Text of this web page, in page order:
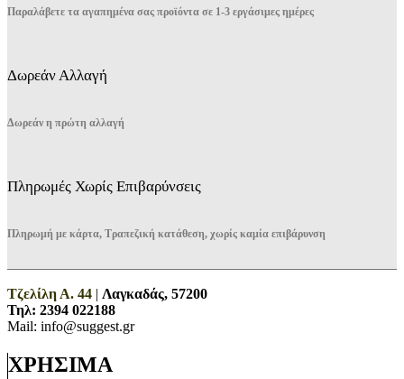
Παραλάβετε τα αγαπημένα σας προϊόντα σε 1-3 εργάσιμες ημέρες
Δωρεάν Αλλαγή
Δωρεάν η πρώτη αλλαγή
Πληρωμές Χωρίς Επιβαρύνσεις
Πληρωμή με κάρτα, Τραπεζική κατάθεση, χωρίς καμία επιβάρυνση
Τζελίλη Α. 44 | Λαγκαδάς, 57200
Τηλ: 2394 022188
Mail: info@suggest.gr
ΧΡΗΣΙΜΑ